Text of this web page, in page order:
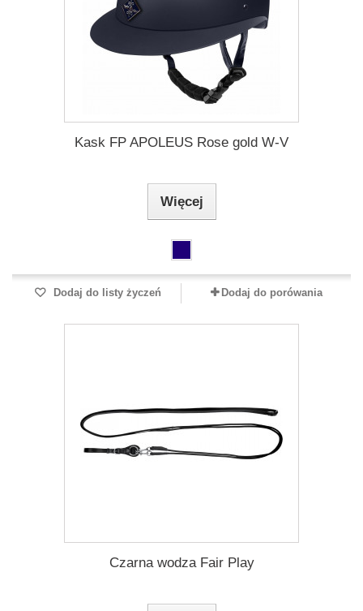
Kask FP APOLEUS Rose gold W-V
Więcej
Dodaj do listy życzeń Dodaj do porówania
Czarna wodza Fair Play